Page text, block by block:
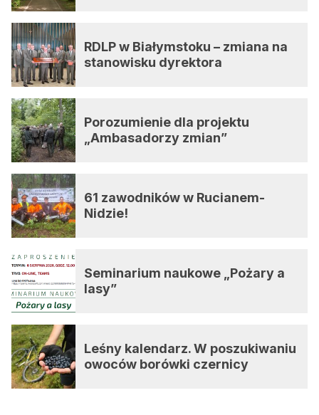
RDLP w Białymstoku – zmiana na
stanowisku dyrektora
Porozumienie dla projektu
„Ambasadorzy zmian”
61 zawodników w Rucianem-
Nidzie!
Seminarium naukowe „Pożary a
lasy”
Leśny kalendarz. W poszukiwaniu
owoców borówki czernicy